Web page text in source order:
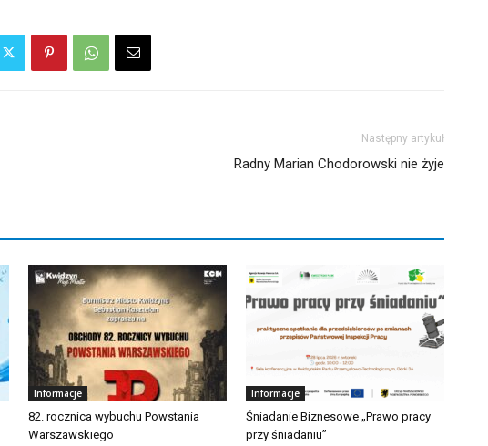
Następny artykuł
Radny Marian Chodorowski nie żyje
Informacje
82. rocznica wybuchu Powstania
Warszawskiego
Informacje
Śniadanie Biznesowe „Prawo pracy
przy śniadaniu”